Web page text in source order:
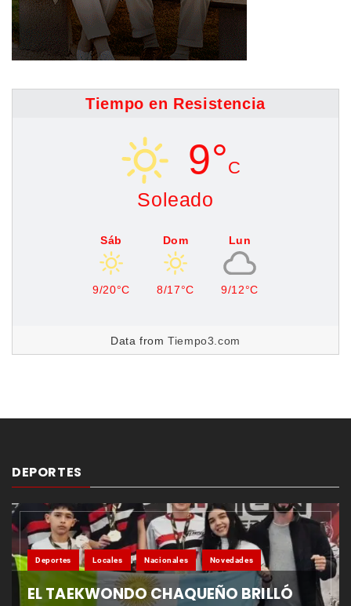
Tiempo en Resistencia
9°C
Soleado
Sáb
9/20°C
Dom
8/17°C
Lun
9/12°C
Data fromTiempo3.com
DEPORTES
Deportes Locales Nacionales Novedades
EL TAEKWONDO CHAQUEÑO BRILLÓ